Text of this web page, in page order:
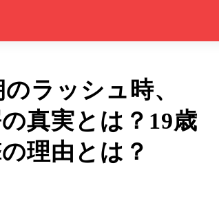
ラッシュ時、
真実とは？19歳
理由とは？